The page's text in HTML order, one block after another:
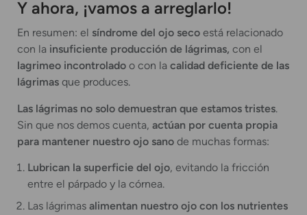
Y ahora, ¡vamos a arreglarlo!
En resumen: el síndrome del ojo seco está relacionado
con la insuficiente producción de lágrimas, con el
lagrimeo incontrolado o con la calidad deficiente de las
lágrimas que produces.
Las lágrimas no solo demuestran que estamos tristes.
Sin que nos demos cuenta, actúan por cuenta propia
para mantener nuestro ojo sano de muchas formas:
Lubrican la superficie del ojo, evitando la fricción
entre el párpado y la córnea.
Las lágrimas alimentan nuestro ojo con los nutrientes